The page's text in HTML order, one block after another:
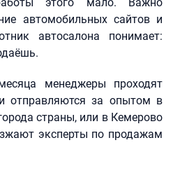
автомобильных сайтов и
автосалона понимает:
менеджеры проходят
отправляются за опытом в
страны, или в Кемерово
эксперты по продажам